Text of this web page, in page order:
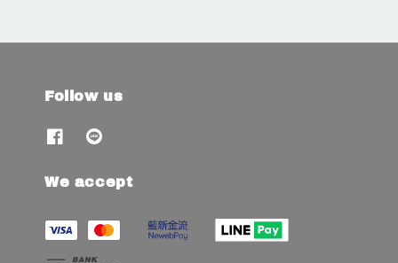
Follow us
We accept